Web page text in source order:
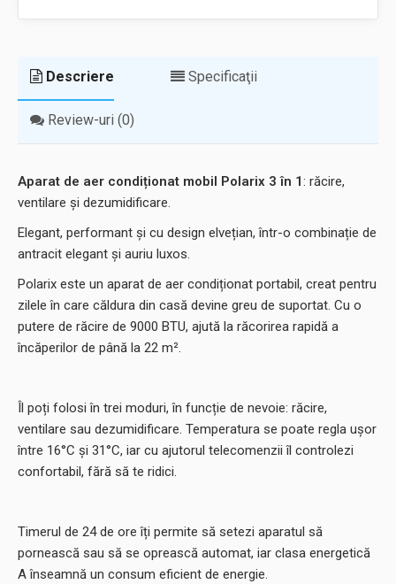
Descriere Specificaţii
Review-uri (0)
Aparat de aer condiționat mobil Polarix 3 în 1: răcire,
ventilare și dezumidificare.
Elegant, performant și cu design elvețian, într-o combinație de
antracit elegant și auriu luxos.
Polarix este un aparat de aer condiționat portabil, creat pentru
zilele în care căldura din casă devine greu de suportat. Cu o
putere de răcire de 9000 BTU, ajută la răcorirea rapidă a
încăperilor de până la 22 m².
Îl poți folosi în trei moduri, în funcție de nevoie: răcire,
ventilare sau dezumidificare. Temperatura se poate regla ușor
între 16°C și 31°C, iar cu ajutorul telecomenzii îl controlezi
confortabil, fără să te ridici.
Timerul de 24 de ore îți permite să setezi aparatul să
pornească sau să se oprească automat, iar clasa energetică
A înseamnă un consum eficient de energie.